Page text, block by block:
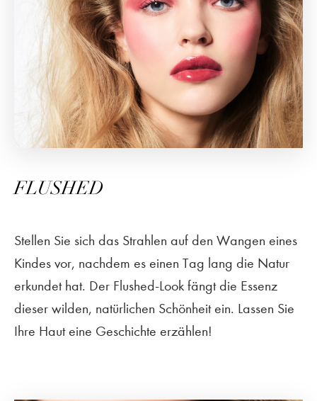
FLUSHED
Stellen Sie sich das Strahlen auf den Wangen eines
Kindes vor, nachdem es einen Tag lang die Natur
erkundet hat. Der Flushed-Look fängt die Essenz
dieser wilden, natürlichen Schönheit ein. Lassen Sie
Ihre Haut eine Geschichte erzählen!